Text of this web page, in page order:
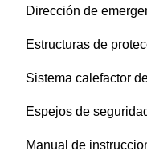
Dirección de
Estructuras de
Sistema calefactor
Espejos de
Manual de